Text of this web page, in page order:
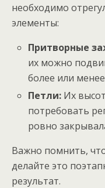
необходимо
элементы:
Притворные
их можно
более или
Петли: Их
потребовать
ровно
Важно помнить,
делайте это
результат.